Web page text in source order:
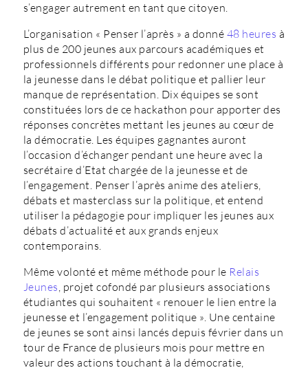
s’engager autrement en tant que citoyen.
L’organisation « Penser l’après » a donné 48 heures à
plus de 200 jeunes aux parcours académiques et
professionnels différents pour redonner une place à
la jeunesse dans le débat politique et pallier leur
manque de représentation. Dix équipes se sont
constituées lors de ce hackathon pour apporter des
réponses concrètes mettant les jeunes au cœur de
la démocratie. Les équipes gagnantes auront
l’occasion d’échanger pendant une heure avec la
secrétaire d’Etat chargée de la jeunesse et de
l’engagement. Penser l’après anime des ateliers,
débats et masterclass sur la politique, et entend
utiliser la pédagogie pour impliquer les jeunes aux
débats d’actualité et aux grands enjeux
contemporains.
Même volonté et même méthode pour le Relais
Jeunes, projet cofondé par plusieurs associations
étudiantes qui souhaitent « renouer le lien entre la
jeunesse et l’engagement politique ». Une centaine
de jeunes se sont ainsi lancés depuis février dans un
tour de France de plusieurs mois pour mettre en
valeur des actions touchant à la démocratie,